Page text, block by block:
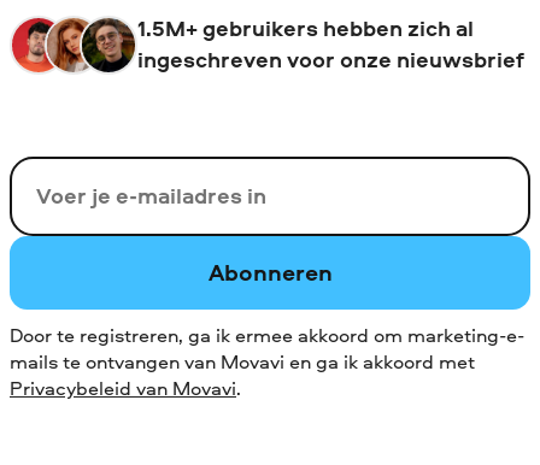
1.5M+ gebruikers hebben zich al
ingeschreven voor onze nieuwsbrief
Uw e-mail
Abonneren
Door te registreren, ga ik ermee akkoord om marketing-e-
mails te ontvangen van Movavi en ga ik akkoord met
Privacybeleid van Movavi.